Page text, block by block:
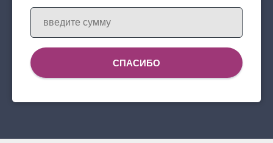
СПАСИБО